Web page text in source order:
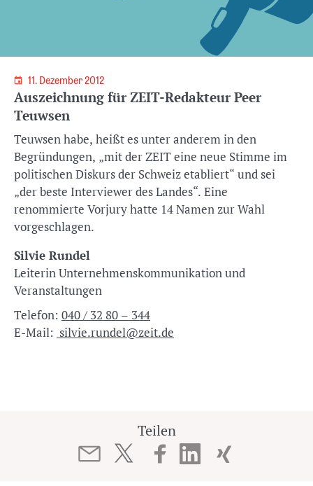
11. Dezember 2012
Auszeichnung für ZEIT-Redakteur Peer
Teuwsen
Teuwsen habe, heißt es unter anderem in den
Begründungen, „mit der ZEIT eine neue Stimme im
politischen Diskurs der Schweiz etabliert“ und sei
„der beste Interviewer des Landes“. Eine
renommierte Vorjury hatte 14 Namen zur Wahl
vorgeschlagen.
Silvie Rundel
Leiterin Unternehmenskommunikation und
Veranstaltungen
Telefon: 040 / 32 80 – 344
E-Mail: silvie.rundel@zeit.de
Teilen